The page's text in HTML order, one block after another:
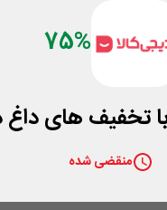
75%
منقضی شده